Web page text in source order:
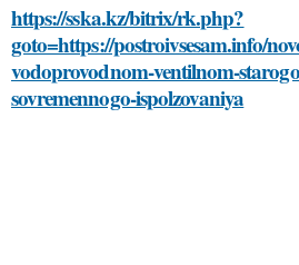
https://sska.kz/bitrix/rk.php?
goto=https://postroivsesam.info/
vodoprovodnom-ventilnom-
sovremennogo-ispolzovaniya